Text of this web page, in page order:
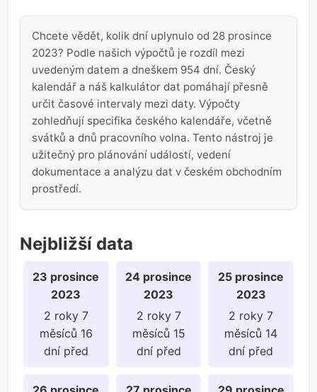
Chcete vědět, kolik dní uplynulo od 28 prosince
2023? Podle našich výpočtů je rozdíl mezi
uvedeným datem a dneškem 954 dní. Český
kalendář a náš kalkulátor dat pomáhají přesně
určit časové intervaly mezi daty. Výpočty
zohledňují specifika českého kalendáře, včetně
svátků a dnů pracovního volna. Tento nástroj je
užitečný pro plánování událostí, vedení
dokumentace a analýzu dat v českém obchodním
prostředí.
Nejbližší data
23 prosince
2023
2 roky 7
měsíců 16
dní před
24 prosince
2023
2 roky 7
měsíců 15
dní před
25 prosince
2023
2 roky 7
měsíců 14
dní před